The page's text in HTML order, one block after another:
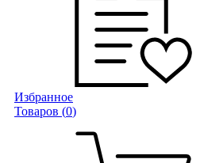
Избранное
Товаров (0)